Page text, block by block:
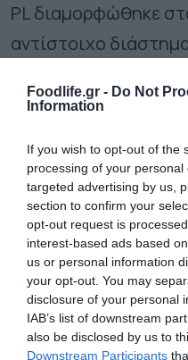
Foodlife.gr - Do Not
Information
If you wish to opt-out of the
processing of your
targeted advertising by us,
section to confirm your
opt-out request is
interest-based ads based
us or personal information
your opt-out. You may
disclosure of your personal
IAB’s list of downstream
also be disclosed by us to
Downstream Participants
PL διαμορφώθηκε
αντίστοιχο
τρόφιμα, φτάνει
υγείας και
Ακολουθήστε το
Newsκαι μάθετε
TAGS: ΣΟΥΠΕΡ ΜΑΡΚΕΤ